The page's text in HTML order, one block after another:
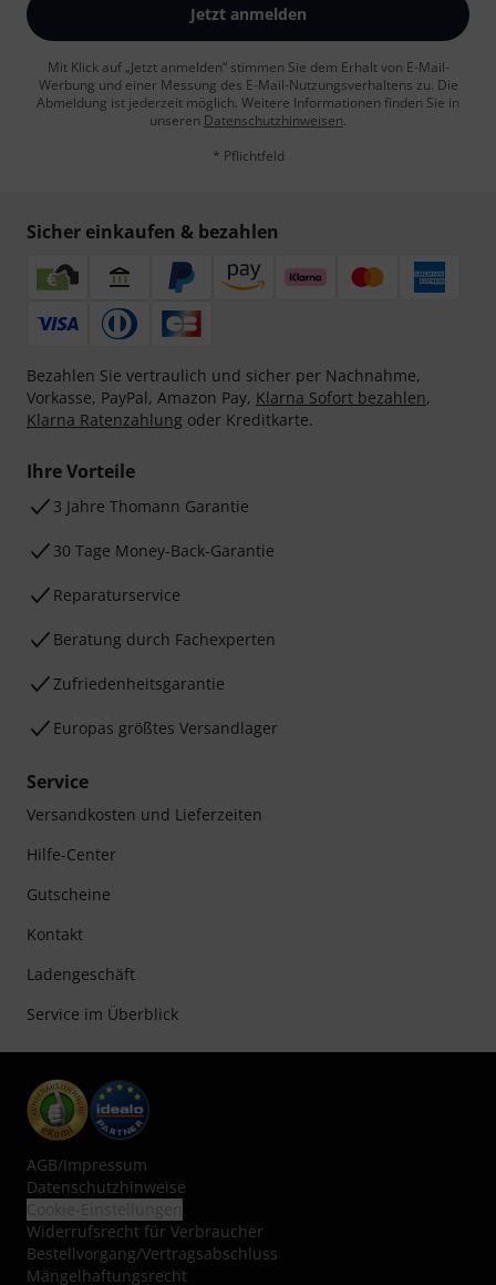
Jetzt anmelden
Mit Klick auf „Jetzt anmelden“ stimmen Sie dem Erhalt von E-Mail-
Werbung und einer Messung des E-Mail-Nutzungsverhaltens zu. Die
Abmeldung ist jederzeit möglich. Weitere Informationen finden Sie in
unseren Datenschutzhinweisen.
* Pflichtfeld
Sicher einkaufen & bezahlen
Bezahlen Sie vertraulich und sicher per Nachnahme,
Vorkasse, PayPal, Amazon Pay, Klarna Sofort bezahlen,
Klarna Ratenzahlung oder Kreditkarte.
Ihre Vorteile
3 Jahre Thomann Garantie
30 Tage Money-Back-Garantie
Reparaturservice
Beratung durch Fachexperten
Zufriedenheitsgarantie
Europas größtes Versandlager
Service
Versandkosten und Lieferzeiten
Hilfe-Center
Gutscheine
Kontakt
Ladengeschäft
Service im Überblick
AGB/Impressum
Datenschutzhinweise
Widerrufsrecht für Verbraucher
Bestellvorgang/Vertragsabschluss
Mängelhaftungsrecht